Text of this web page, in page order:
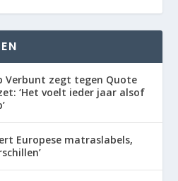
Verbunt zegt tegen Quote
‘Het voelt ieder jaar alsof
Europese matraslabels,